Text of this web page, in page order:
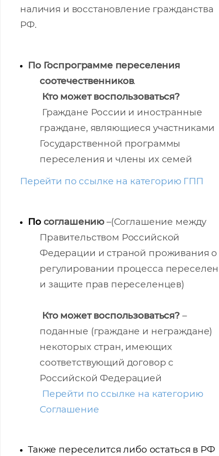
наличия и восстановление гражданства
РФ.
По Госпрограмме переселения
соотечественников.
Кто может воспользоваться?
Граждане России и иностранные
граждане, являющиеся участниками
Государственной программы
переселения и члены их семей
Перейти по ссылке на категорию ГПП
Посоглашению–(Соглашение между
Правительством Российской
Федерации и страной проживания о
регулировании процесса
и защите прав переселенцев)
Кто может воспользоваться? –
поданные (граждане и неграждане)
некоторых стран, имеющих
соответствующий договор с
Российской Федерацией
Перейти по ссылке на категорию
Соглашение
Также переселится либо остаться в РФ
Помощь в трудоустройстве
Оставьте заявку и мы подберем вам доступные варианты
Ваше имя
Местоположение